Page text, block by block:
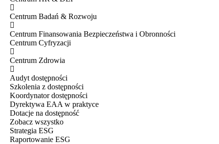
Centrum Badań & Rozwoju
Centrum Finansowania Bezpieczeństwa i Obronności
Centrum Cyfryzacji
Centrum Zdrowia
Audyt dostępności
Szkolenia z dostępności
Koordynator dostępności
Dyrektywa EAA w praktyce
Dotacje na dostępność
Zobacz wszystko
Strategia ESG
Raportowanie ESG